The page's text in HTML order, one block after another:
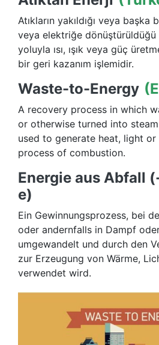
Atıkların yakıldığı veya
veya elektriğe dönüştürüldüğü
yoluyla ısı, ışık veya güç
bir geri kazanım işlemidir.
Waste-to-Energy
A recovery process in which
or otherwise turned into
used to generate heat, light
process of combustion.
Energie aus Abfall
e)
Ein Gewinnungsprozess, bei
oder andernfalls in Dampf
umgewandelt und durch den
zur Erzeugung von Wärme,
verwendet wird.